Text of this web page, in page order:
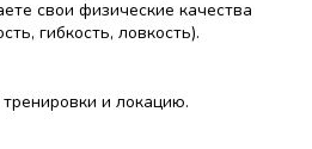
свои физические качества
гибкость, ловкость).
и локацию.